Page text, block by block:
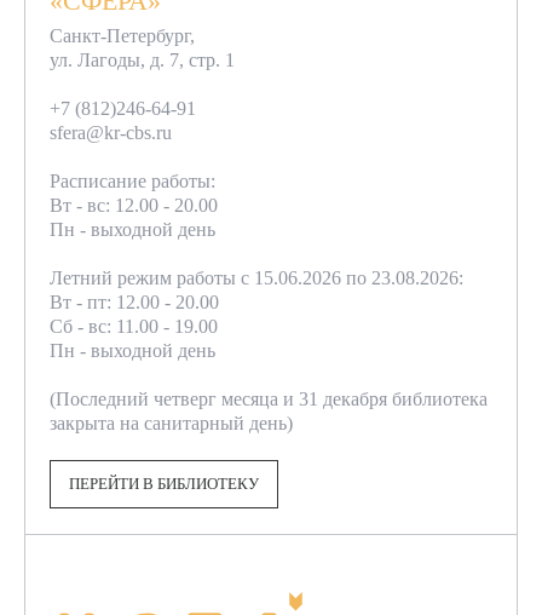
Санкт-Петербург,
ул. Лагоды, д. 7, стр. 1
+7 (812)246-64-91
sfera@kr-cbs.ru
Расписание работы:
Вт - вс: 12.00 - 20.00
Пн - выходной день
Летний режим работы с 15.06.2026 по 23.08.2026:
Вт - пт: 12.00 - 20.00
Сб - вс: 11.00 - 19.00
Пн - выходной день
(Последний четверг месяца и 31 декабря библиотека
закрыта на санитарный день)
ПЕРЕЙТИ В БИБЛИОТЕКУ